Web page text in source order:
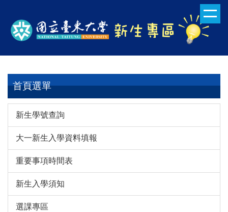
主
內
首頁選單
新生學號查詢
大一新生入學資料填報
重要事項時間表
新生入學須知
選課專區